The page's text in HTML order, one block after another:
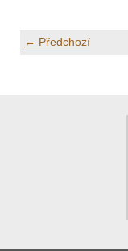
← Předchozí